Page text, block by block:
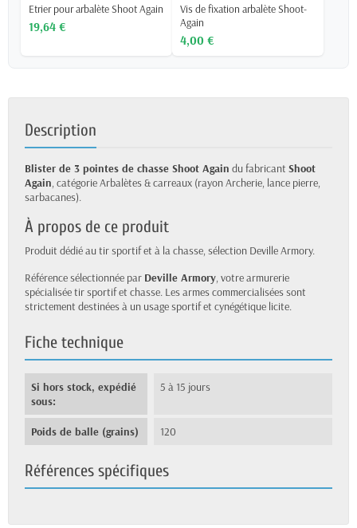
Etrier pour arbalète Shoot Again
19,64 €
Vis de fixation arbalète Shoot-
Again
4,00 €
Description
Blister de 3 pointes de chasse Shoot Again du fabricant Shoot
Again, catégorie Arbalètes & carreaux (rayon Archerie, lance pierre,
sarbacanes).
À propos de ce produit
Produit dédié au tir sportif et à la chasse, sélection Deville Armory.
Référence sélectionnée par Deville Armory, votre armurerie
spécialisée tir sportif et chasse. Les armes commercialisées sont
strictement destinées à un usage sportif et cynégétique licite.
Fiche technique
Si hors stock, expédié
sous:
5 à 15 jours
Poids de balle (grains) 120
Références spécifiques